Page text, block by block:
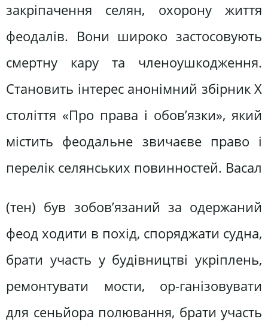
закріпачення селян, охорону життя
феодалів. Вони широко застосовують
смертну кару та членоушкодження.
Становить інтерес анонімний збірник Х
століття «Про права і обов’язки», який
містить феодальне звичаєве право і
перелік селянських повинностей. Васал
(тен) був зобов’язаний за одержаний
феод ходити в похід, споряджати судна,
брати участь у будівництві укріплень,
ремонтувати мости, ор-ганізовувати
для сеньйора полювання, брати участь